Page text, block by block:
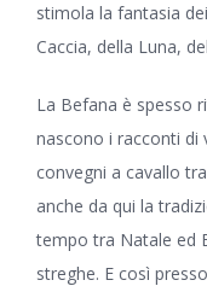
stimola la fantasia
Caccia, della Luna,
La Befana è spesso
nascono i racconti di
convegni a cavallo
anche da qui la
tempo tra Natale ed
streghe. E così